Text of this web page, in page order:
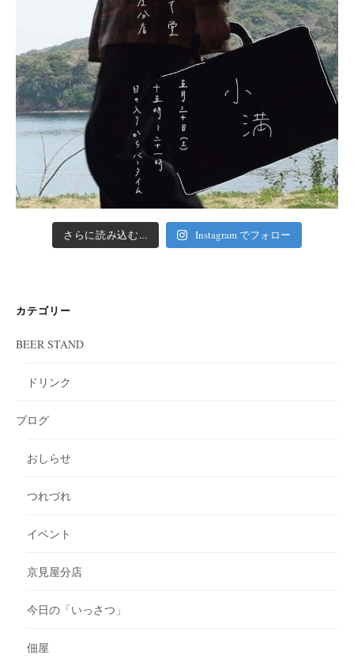
さらに読み込む... Instagram でフォロー
カテゴリー
BEER STAND
ドリンク
ブログ
おしらせ
つれづれ
イベント
京見屋分店
今日の「いっさつ」
佃屋